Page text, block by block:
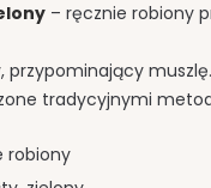
– ręcznie robiony
przypominający
tradycyjnymi
robiony